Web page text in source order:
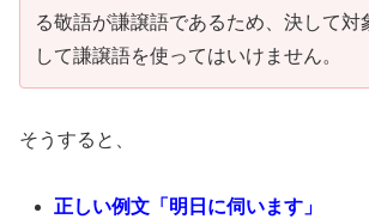
る敬語が謙譲語であるため、決して対
して謙譲語を使ってはいけません。
そうすると、
正しい例文 「明日に伺います」